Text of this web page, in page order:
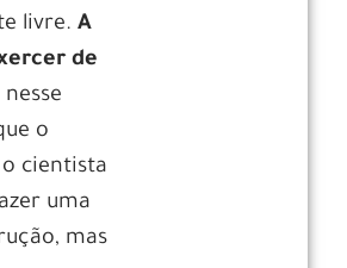
livre.A
de
o
cientista
uma
mas